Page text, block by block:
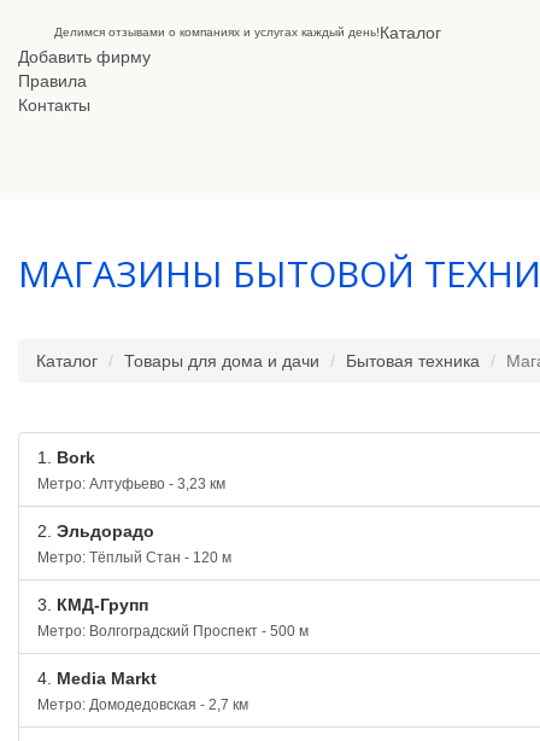
Делимся отзывами о компаниях и услугах каждый день!Каталог
Добавить фирму
Правила
Контакты
МАГАЗИНЫ БЫТОВОЙ
Каталог Товары для дома и дачи Бытовая техника
1. Bork
Метро: Алтуфьево - 3,23 км
2. Эльдорадо
Метро: Тёплый Стан - 120 м
3. КМД-Групп
Метро: Волгоградский Проспект - 500 м
4. Media Markt
Метро: Домодедовская - 2,7 км